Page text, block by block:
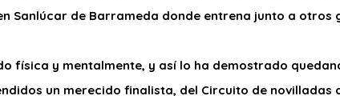
Sanlúcar de Barrameda donde entrena junto a otros
física y mentalmente, y así lo ha demostrado
un merecido finalista, del Circuito de novilladas